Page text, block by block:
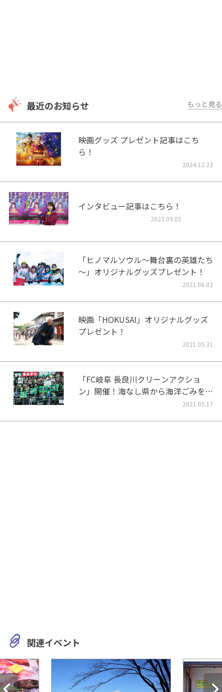
最近のお知らせ もっと見る
映画グッズ プレゼント記事はこち
ら！
2024.12.23
インタビュー記事はこちら！
2023.09.05
「ヒノマルソウル～舞台裏の英雄たち
～」オリジナルグッズプレゼント！
2021.06.02
映画「HOKUSAI」オリジナルグッズ
プレゼント！
2021.05.31
「FC岐阜 長良川クリーンアクショ
ン」開催！海なし県から海洋ごみをな
2021.05.17
関連イベント